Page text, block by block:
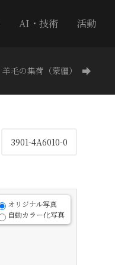
AI・技術 活動
羊毛の集荷（蒙疆）
3901-4A6010-0
オリジナル写真
自動カラー化写真